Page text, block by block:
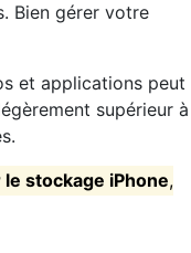
Bien gérer votre
et applications peut
supérieur à
stockage iPhone,